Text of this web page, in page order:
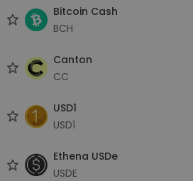
Bitcoin Cash
BCH
Canton
CC
USD1
USD1
Ethena USDe
USDE